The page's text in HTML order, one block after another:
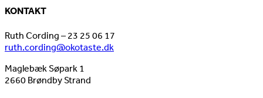
KONTAKT
Ruth Cording – 23 25 06 17
ruth.cording@okotaste.dk
Maglebæk Søpark 1
2660 Brøndby Strand